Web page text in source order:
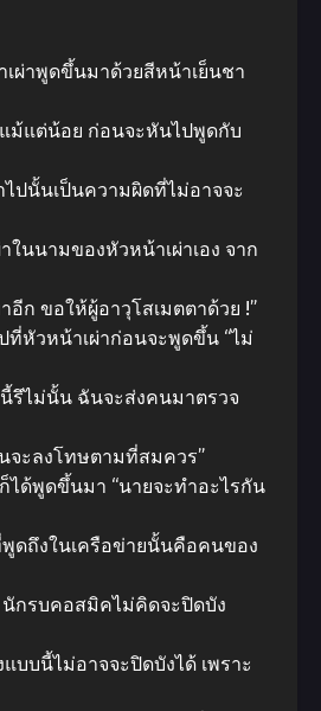
เผ่าพูดขึ้นมาด้วยสีหน้าเย็นชา
ม้แต่น้อย ก่อนจะหันไปพูดกับ
ปนั้นเป็นความผิดที่ไม่อาจจะ
ในนามของหัวหน้าเผ่าเอง จาก
อีก ขอให้ผู้อาวุโสเมตตาด้วย !”
หัวหน้าเผ่าก่อนจะพูดขึ้น “ไม่
นี้รึไม่นั้น ฉันจะส่งคนมาตรวจ
จะลงโทษตามที่สมควร”
ได้พูดขึ้นมา “นายจะทำอะไรกัน
พูดถึงในเครือข่ายนั้นคือคนของ
นักรบคอสมิคไม่คิดจะปิดบัง
แบบนี้ไม่อาจจะปิดบังได้ เพราะ